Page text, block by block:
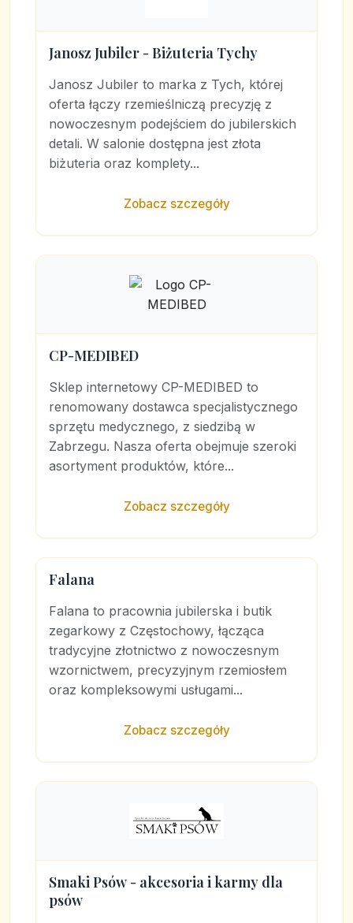
Janosz Jubiler - Biżuteria Tychy
Janosz Jubiler to marka z Tych, której
oferta łączy rzemieślniczą precyzję z
nowoczesnym podejściem do jubilerskich
detali. W salonie dostępna jest złota
biżuteria oraz komplety...
Zobacz szczegóły
CP-MEDIBED
Sklep internetowy CP-MEDIBED to
renomowany dostawca specjalistycznego
sprzętu medycznego, z siedzibą w
Zabrzegu. Nasza oferta obejmuje szeroki
asortyment produktów, które...
Zobacz szczegóły
Falana
Falana to pracownia jubilerska i butik
zegarkowy z Częstochowy, łącząca
tradycyjne złotnictwo z nowoczesnym
wzornictwem, precyzyjnym rzemiosłem
oraz kompleksowymi usługami...
Zobacz szczegóły
Smaki Psów - akcesoria i karmy dla
psów